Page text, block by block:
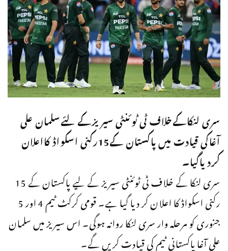
سری لنکاکےخلاف ٹی ٹوئنٹی سیریزکےلئےسلمان علی
آغاکی قیادت میں پاکستان کے15رکنی اسکواڈ کااعلان
کردیاگیا۔
سری لنکا کے خلاف ٹی ٹوئنٹی سیریز کے لیے پاکستان کے 15
رکنی اسکواڈ کا اعلان کر دیا گیا ہے۔ قومی کرکٹ ٹیم 4 اور 5
جنوری کو مرحلہ وار سری لنکا روانہ ہوگی۔ اس سیریز میں سلمان
علی آغا پاکستانی ٹیم کی قیادت کریں گے۔